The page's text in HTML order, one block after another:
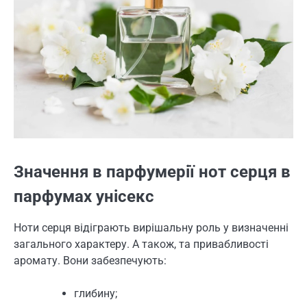
Значення в парфумерії нот серця в
парфумах унісекс
Ноти серця відіграють вирішальну роль у визначенні
загального характеру. А також, та привабливості
аромату. Вони забезпечують:
глибину;